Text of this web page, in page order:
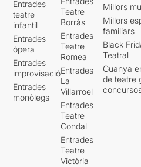
Entrades
teatre
infantil
Entrades
òpera
Entrades
improvisació
Entrades
monòlegs
Teatre
Borràs
Entrades
Teatre
Romea
Entrades
La
Villarroel
Entrades
Teatre
Condal
Entrades
Teatre
Victòria
Millors
Millors
familiars
Black
Teatral
Guanya
de teatre